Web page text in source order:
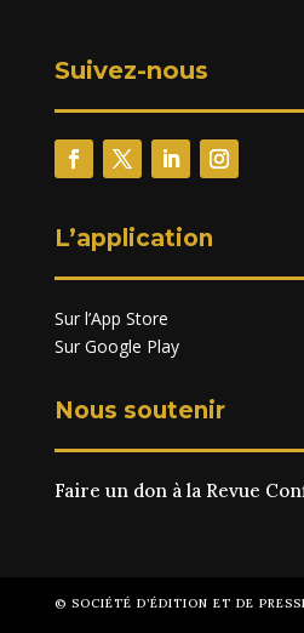
Suivez-nous
L’application
Sur l’App Store
Sur Google Play
Nous soutenir
Faire un don à la Revue
© SOCIÉTÉ D’ÉDITION ET DE